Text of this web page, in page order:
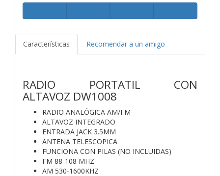
Características Recomendar a un amigo
RADIO PORTATIL CON
ALTAVOZ DW1008
RADIO ANALÓGICA AM/FM
ALTAVOZ INTEGRADO
ENTRADA JACK 3.5MM
ANTENA TELESCOPICA
FUNCIONA CON PILAS (NO INCLUIDAS)
FM 88-108 MHZ
AM 530-1600KHZ